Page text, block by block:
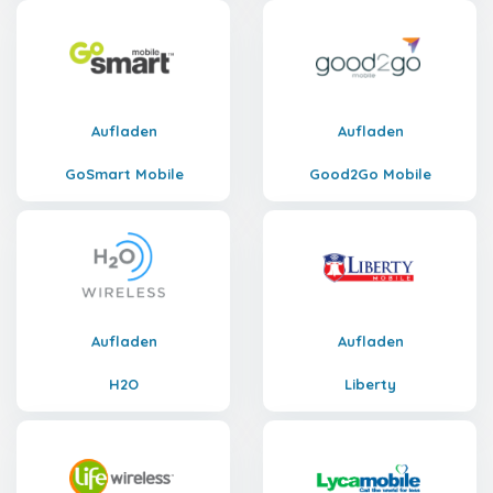
Aufladen
GoSmart Mobile
Aufladen
Good2Go Mobile
Aufladen
H2O
Aufladen
Liberty